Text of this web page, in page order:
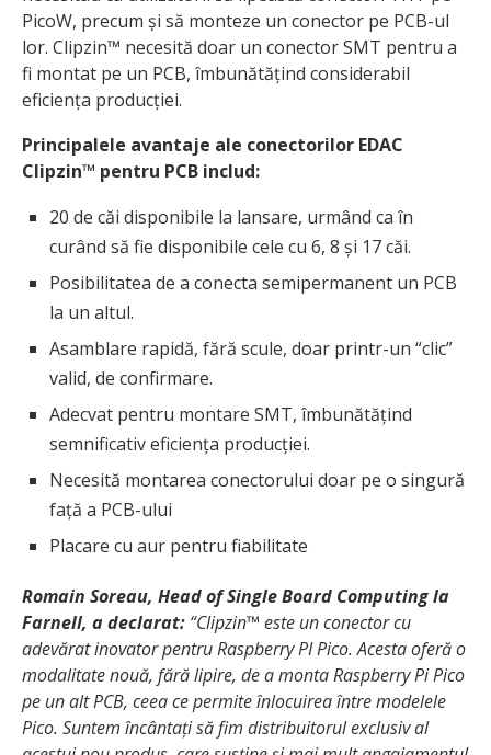
PicoW, precum și să monteze un conector pe PCB-ul
lor. Clipzin™ necesită doar un conector SMT pentru a
fi montat pe un PCB, îmbunătățind considerabil
eficiența producției.
Principalele avantaje ale conectorilor EDAC
Clipzin™ pentru PCB includ:
20 de căi disponibile la lansare, urmând ca în
curând să fie disponibile cele cu 6, 8 și 17 căi.
Posibilitatea de a conecta semipermanent un PCB
la un altul.
Asamblare rapidă, fără scule, doar printr-un “clic”
valid, de confirmare.
Adecvat pentru montare SMT, îmbunătățind
semnificativ eficiența producției.
Necesită montarea conectorului doar pe o singură
față a PCB-ului
Placare cu aur pentru fiabilitate
Romain Soreau, Head of Single Board Computing la
Farnell, a declarat: “Clipzin™ este un conector cu
adevărat inovator pentru Raspberry PI Pico. Acesta oferă o
modalitate nouă, fără lipire, de a monta Raspberry Pi Pico
pe un alt PCB, ceea ce permite înlocuirea între modelele
Pico. Suntem încântați să fim distribuitorul exclusiv al